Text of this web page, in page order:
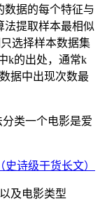
数据的每个特征与
法提取样本最相似
选择样本数据集
k的出处，通常k
据中出现次数最
类一个电影是爱
及电影类型